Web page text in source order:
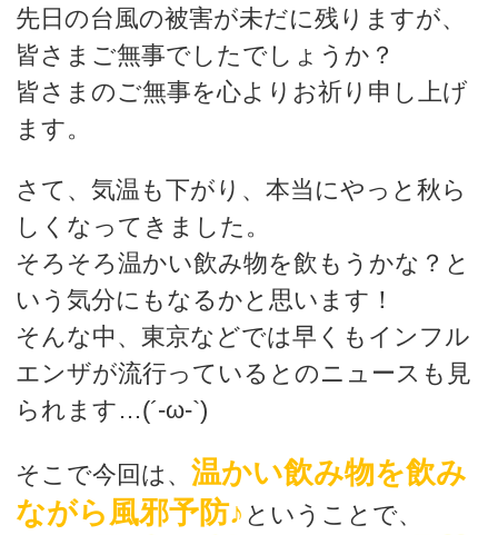
先日の台風の被害が未だに残りますが、
皆さまご無事でしたでしょうか？
皆さまのご無事を心よりお祈り申し上げ
ます。
さて、気温も下がり、本当にやっと秋ら
しくなってきました。
そろそろ温かい飲み物を飲もうかな？と
いう気分にもなるかと思います！
そんな中、東京などでは早くもインフル
エンザが流行っているとのニュースも見
られます…(´-ω-`)
そこで今回は、 温かい飲み物を飲み
ながら風邪予防♪ ということで、